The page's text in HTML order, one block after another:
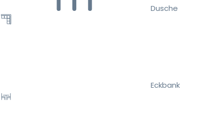
Dusche
Eckbank